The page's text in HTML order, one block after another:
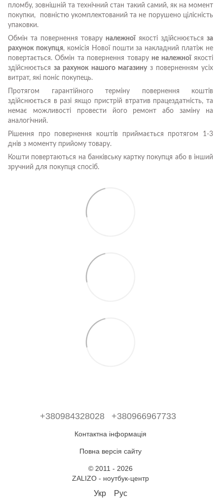
пломбу, зовнішній та технічний стан такий самий, як на момент
покупки, повністю укомплектований та не порушено цілісність
упаковки.
Обмін та повернення товару належної якості здійснюється за
рахунок покупця, комісія Нової пошти за накладний платіж не
повертається. Обмін та повернення товару не належної якості
здійснюється за рахунок нашого магазинуз поверненням усіх
витрат, які поніс покупець.
Протягом гарантійного терміну повернення коштів
здійснюється в разі якщо пристрій втратив працездатність, та
немає можливості провести його ремонт або заміну на
аналогічний.
Рішення про повернення коштів приймається протягом 1-3
днів з моменту прийому товару.
Кошти повертаються на банківську картку покупця або в інший
зручний для покупця спосіб.
+380984328028 +380966967733
Контактна інформація
Повна версія сайту
© 2011 - 2026
ZALIZO - ноутбук-центр
Укр Рус